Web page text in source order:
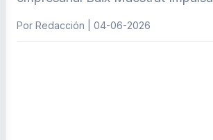
Por Redacción | 04-06-2026